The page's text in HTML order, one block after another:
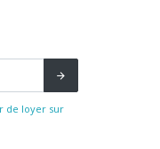
de loyer sur